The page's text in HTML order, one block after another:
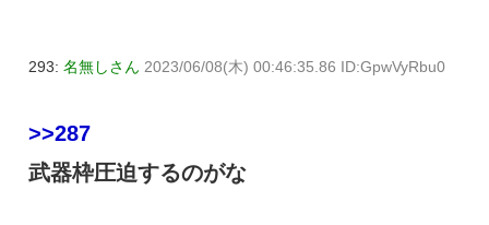
293: 名無しさん 2023/06/08(木) 00:46:35.86 ID:GpwVyRbu0
>>287
武器枠圧迫するのがな